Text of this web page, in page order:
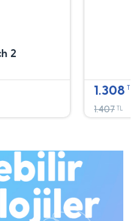
2
1.308
1.407 TL